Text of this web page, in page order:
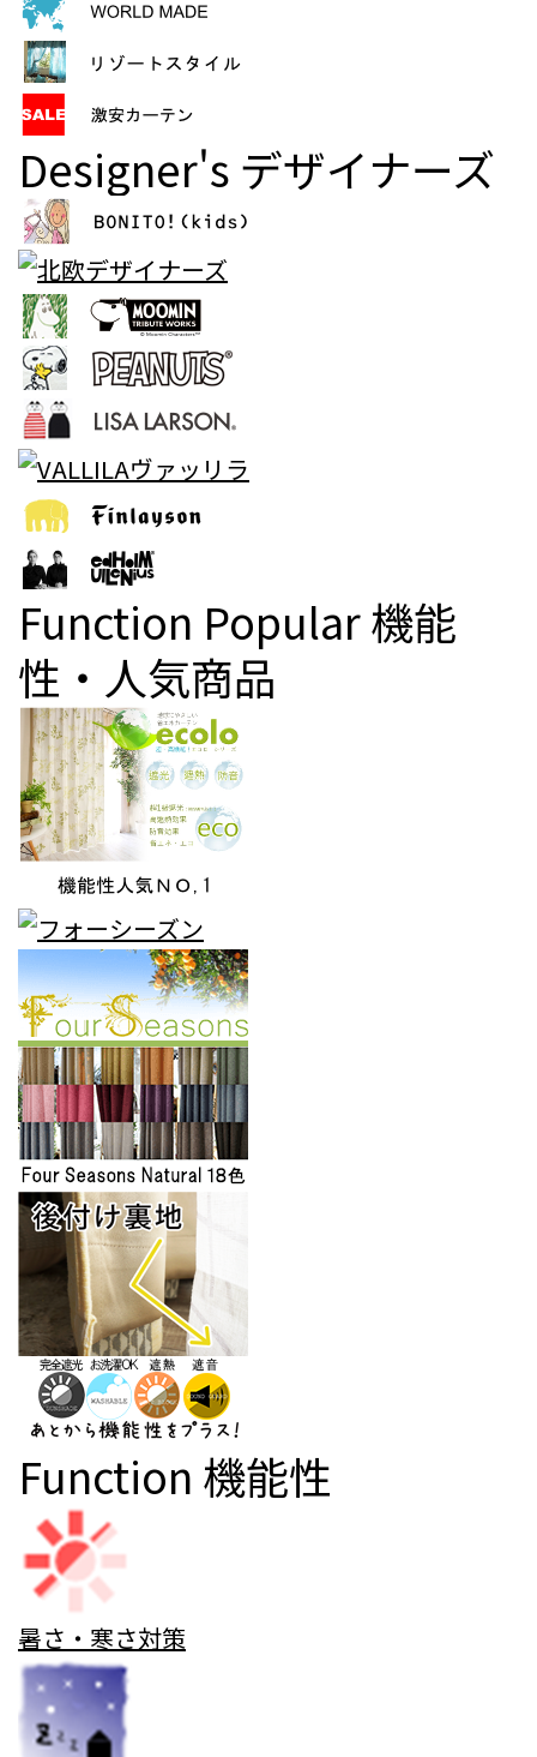
Designer's デザイナーズ
Function Popular機能
性・人気商品
Function 機能性
暑さ・寒さ対策